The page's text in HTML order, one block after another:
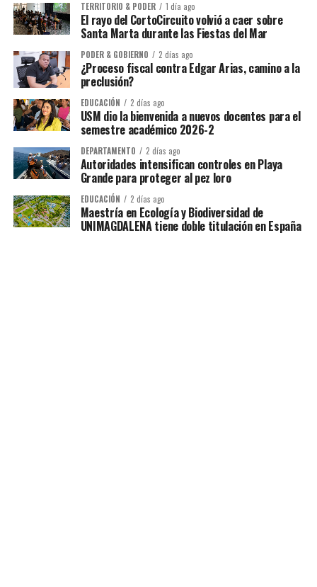
TERRITORIO & PODER 1 día ago
El rayo del CortoCircuito volvió a caer sobre
Santa Marta durante las Fiestas del Mar
PODER & GOBIERNO 2 días ago
¿Proceso fiscal contra Edgar Arias, camino a la
preclusión?
EDUCACIÓN 2 días ago
USM dio la bienvenida a nuevos docentes para el
semestre académico 2026-2
DEPARTAMENTO 2 días ago
Autoridades intensifican controles en Playa
Grande para proteger al pez loro
EDUCACIÓN 2 días ago
Maestría en Ecología y Biodiversidad de
UNIMAGDALENA tiene doble titulación en España